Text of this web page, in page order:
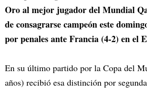
Oro al mejor jugador del Mundial
de consagrarse campeón este
por penales ante Francia (4-2) en el
En su último partido por la Copa del
años) recibió esa distinción por